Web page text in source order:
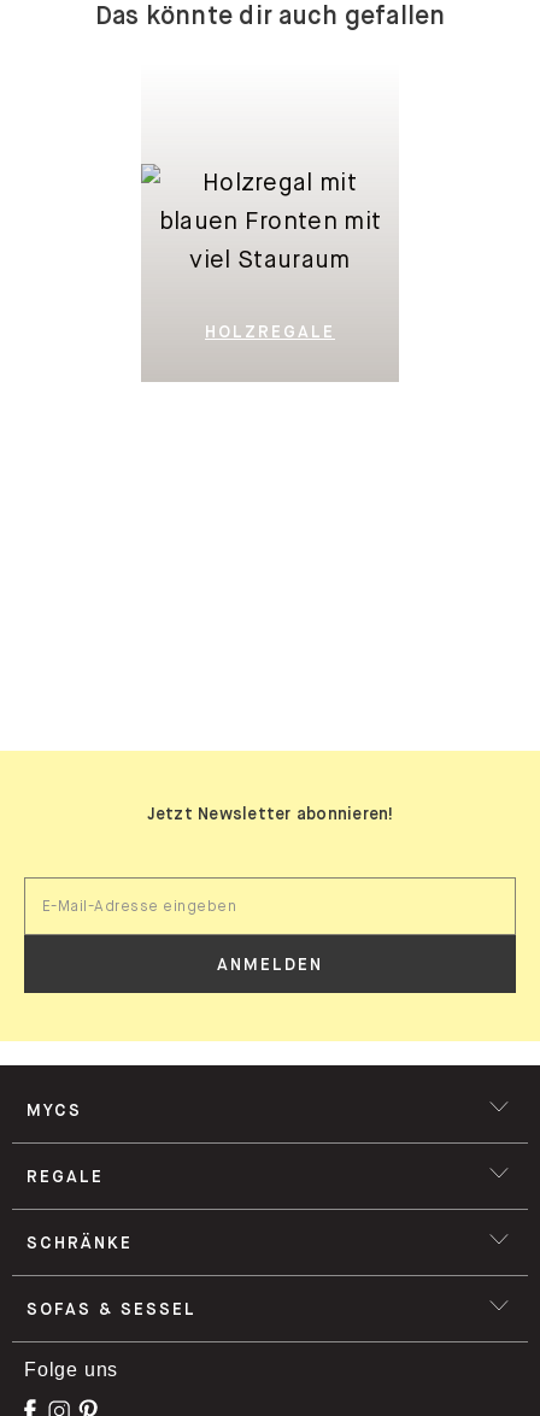
Das könnte dir auch gefallen
HOLZREGALE
Jetzt Newsletter abonnieren!
ANMELDEN
MYCS
REGALE
SCHRÄNKE
SOFAS & SESSEL
Folge uns